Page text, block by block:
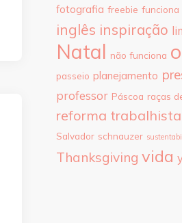
fotografia freebie funciona
inglês inspiração
Natal não funciona
passeio planejamento
professor Páscoa raças
reforma trabalhista
Salvador schnauzer
Thanksgiving vida